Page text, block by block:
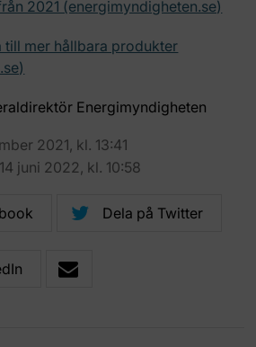
2021 (energimyndigheten.se)
till mer hållbara produkter
Energimyndigheten
2021, kl. 13:41
juni 2022, kl. 10:58
Dela på Twitter